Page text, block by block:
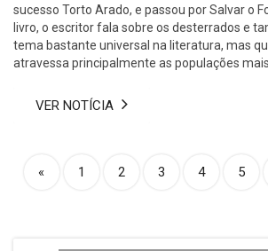
sucesso Torto Arado, e passou por Salvar o
livro, o escritor fala sobre os desterrados e
tema bastante universal na literatura, mas
atravessa principalmente as populações mais
VER NOTÍCIA
« 1 2(current)
3 4 5